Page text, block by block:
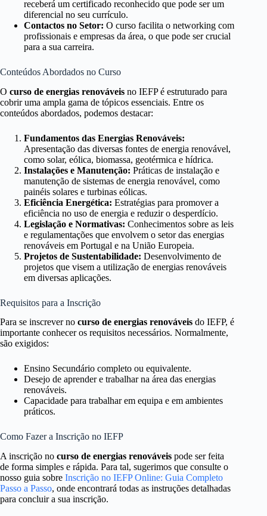
receberá um certificado reconhecido que pode ser um
diferencial no seu currículo.
Contactos no Setor: O curso facilita o networking com
profissionais e empresas da área, o que pode ser crucial
para a sua carreira.
Conteúdos Abordados no Curso
O curso de energias renováveis no IEFP é estruturado para
cobrir uma ampla gama de tópicos essenciais. Entre os
conteúdos abordados, podemos destacar:
Fundamentos das Energias Renováveis:
Apresentação das diversas fontes de energia renovável,
como solar, eólica, biomassa, geotérmica e hídrica.
Instalações e Manutenção: Práticas de instalação e
manutenção de sistemas de energia renovável, como
painéis solares e turbinas eólicas.
Eficiência Energética: Estratégias para promover a
eficiência no uso de energia e reduzir o desperdício.
Legislação e Normativas: Conhecimentos sobre as leis
e regulamentações que envolvem o setor das energias
renováveis em Portugal e na União Europeia.
Projetos de Sustentabilidade: Desenvolvimento de
projetos que visem a utilização de energias renováveis
em diversas aplicações.
Requisitos para a Inscrição
Para se inscrever no curso de energias renováveis do IEFP, é
importante conhecer os requisitos necessários. Normalmente,
são exigidos:
Ensino Secundário completo ou equivalente.
Desejo de aprender e trabalhar na área das energias
renováveis.
Capacidade para trabalhar em equipa e em ambientes
práticos.
Como Fazer a Inscrição no IEFP
A inscrição no curso de energias renováveis pode ser feita
de forma simples e rápida. Para tal, sugerimos que consulte o
nosso guia sobre Inscrição no IEFP Online: Guia Completo
Passo a Passo, onde encontrará todas as instruções detalhadas
para concluir a sua inscrição.